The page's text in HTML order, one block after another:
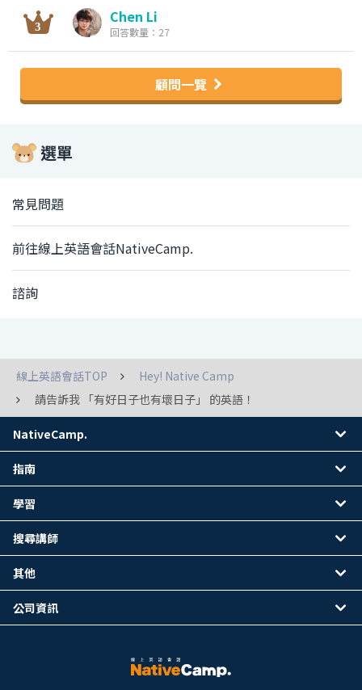
Chen Li
回答數量：27
顧問一覽
選單
常見問題
前往線上英語會話NativeCamp.
諮詢
線上英語會話TOP
Hey! Native Camp
請告訴我 「有好日子也有壞日子」 的英語！
NativeCamp.
指南
學習
搜尋講師
其他
公司資訊